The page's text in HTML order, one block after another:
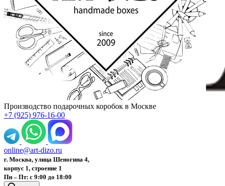
Производство подарочных коробок в Москве
+7 (925) 976-16-00
online@art-dizo.ru
г. Москва, улица Шеногина 4,
корпус 1, строение 1
Пн – Пт: с 9:00 до 18:00